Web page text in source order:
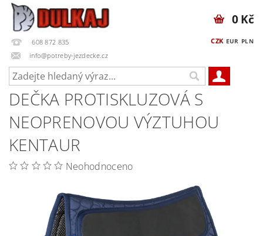
608 872 835
info@potreby-jezdecke.cz
CZK EUR PLN
0 Kč
DEČKA PROTISKLUZOVÁ S
NEOPRENOVOU VÝZTUHOU
KENTAUR
Neohodnoceno